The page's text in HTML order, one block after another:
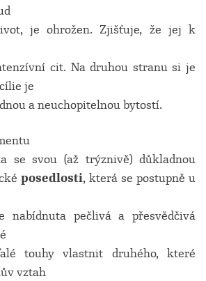
je ohrožen. Zjišťuje, že jej k
cit. Na druhou stranu si je
je
a neuchopitelnou bytostí.
se svou (až trýznivě) důkladnou
posedlosti, která se postupně u
nabídnuta pečlivá a přesvědčivá
touhy vlastnit druhého, které
vztah